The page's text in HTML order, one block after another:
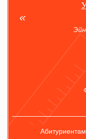
Абитуриентам